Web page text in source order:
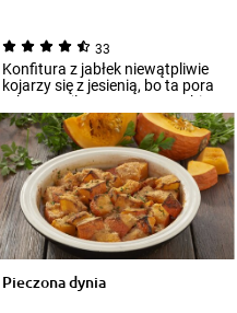
33
Konfitura z jabłek niewątpliwie
kojarzy się z jesienią, bo ta pora
roku to najlepszy czas na robi...
Pieczona dynia